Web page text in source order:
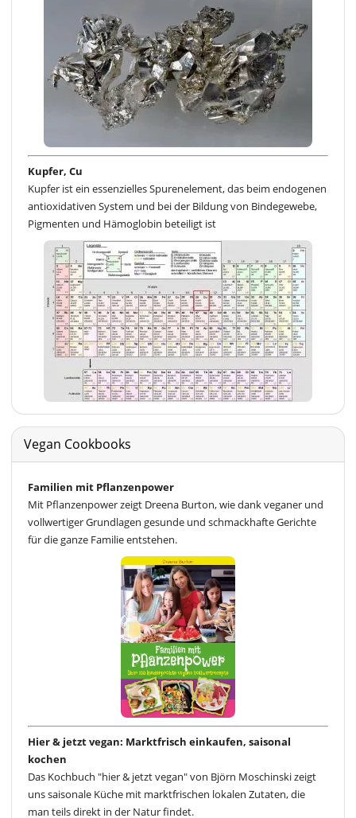
Kupfer, Cu
Kupfer ist ein essenzielles Spurenelement, das beim endogenen
antioxidativen System und bei der Bildung von Bindegewebe,
Pigmenten und Hämoglobin beteiligt ist
Vegan Cookbooks
Familien mit Pflanzenpower
Mit Pflanzenpower zeigt Dreena Burton, wie dank veganer und
vollwertiger Grundlagen gesunde und schmackhafte Gerichte
für die ganze Familie entstehen.
Hier & jetzt vegan: Marktfrisch einkaufen, saisonal
kochen
Das Kochbuch "hier & jetzt vegan" von Björn Moschinski zeigt
uns saisonale Küche mit marktfrischen lokalen Zutaten, die
man teils direkt in der Natur findet.